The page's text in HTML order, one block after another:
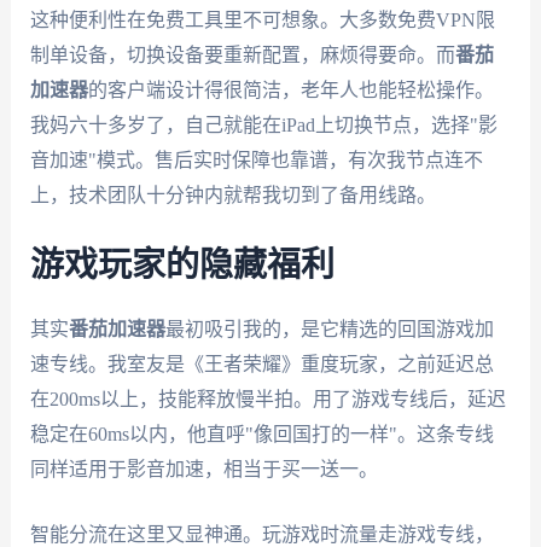
这种便利性在免费工具里不可想象。大多数免费VPN限
制单设备，切换设备要重新配置，麻烦得要命。而番茄
加速器的客户端设计得很简洁，老年人也能轻松操作。
我妈六十多岁了，自己就能在iPad上切换节点，选择"影
音加速"模式。售后实时保障也靠谱，有次我节点连不
上，技术团队十分钟内就帮我切到了备用线路。
游戏玩家的隐藏福利
其实番茄加速器最初吸引我的，是它精选的回国游戏加
速专线。我室友是《王者荣耀》重度玩家，之前延迟总
在200ms以上，技能释放慢半拍。用了游戏专线后，延迟
稳定在60ms以内，他直呼"像回国打的一样"。这条专线
同样适用于影音加速，相当于买一送一。
智能分流在这里又显神通。玩游戏时流量走游戏专线，